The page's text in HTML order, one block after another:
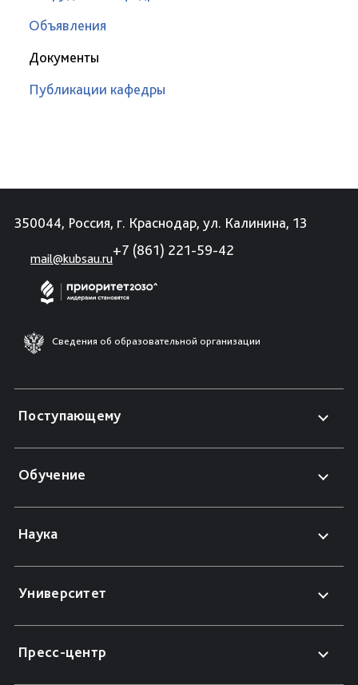
Объявления
Документы
Публикации кафедры
350044, Россия, г. Краснодар, ул. Калинина, 13
mail@kubsau.ru
+7 (861) 221-59-42
Сведения об образовательной организации
Поступающему
Обучение
Наука
Университет
Пресс-центр